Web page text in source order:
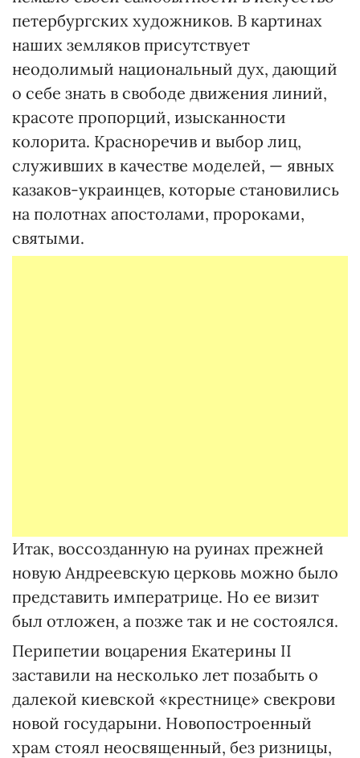
петербургских художников. В картинах
наших земляков присутствует
неодолимый национальный дух, дающий
о себе знать в свободе движения линий,
красоте пропорций, изысканности
колорита. Красноречив и выбор лиц,
служивших в качестве моделей, — явных
казаков-украинцев, которые становились
на полотнах апостолами, пророками,
святыми.
Итак, воссозданную на руинах прежней
новую Андреевскую церковь можно было
представить императрице. Но ее визит
был отложен, а позже так и не состоялся.
Перипетии воцарения Екатерины II
заставили на несколько лет позабыть о
далекой киевской «крестнице» свекрови
новой государыни. Новопостроенный
храм стоял неосвященный, без ризницы,